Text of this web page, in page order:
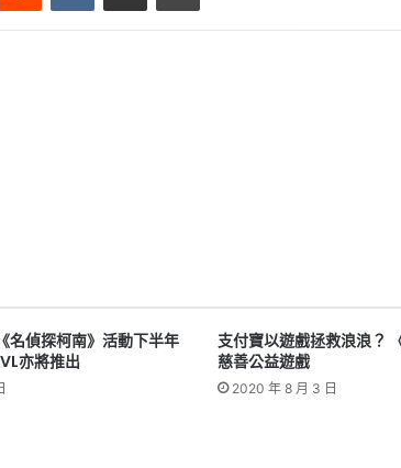
名偵探柯南》活動下半年
亦將推出
支付寶以遊戲拯救浪浪？
慈善公益遊戲
2020 年 8 月 3 日